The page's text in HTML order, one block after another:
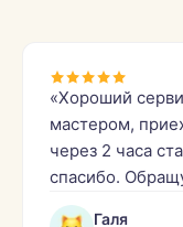
«Хороший
мастером,
через 2 часа
спасибо.
Галя